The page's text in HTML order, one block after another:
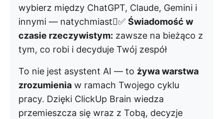
wybierz między ChatGPT, Claude, Gemini i
innymi — natychmiast⃟✅ Świadomość w
czasie rzeczywistym: zawsze na bieżąco z
tym, co robi i decyduje Twój zespół
To nie jest asystent AI — to żywa warstwa
zrozumienia w ramach Twojego cyklu
pracy. Dzięki ClickUp Brain wiedza
przemieszcza się wraz z Tobą, decyzje